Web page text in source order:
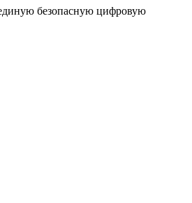
безопасную цифровую